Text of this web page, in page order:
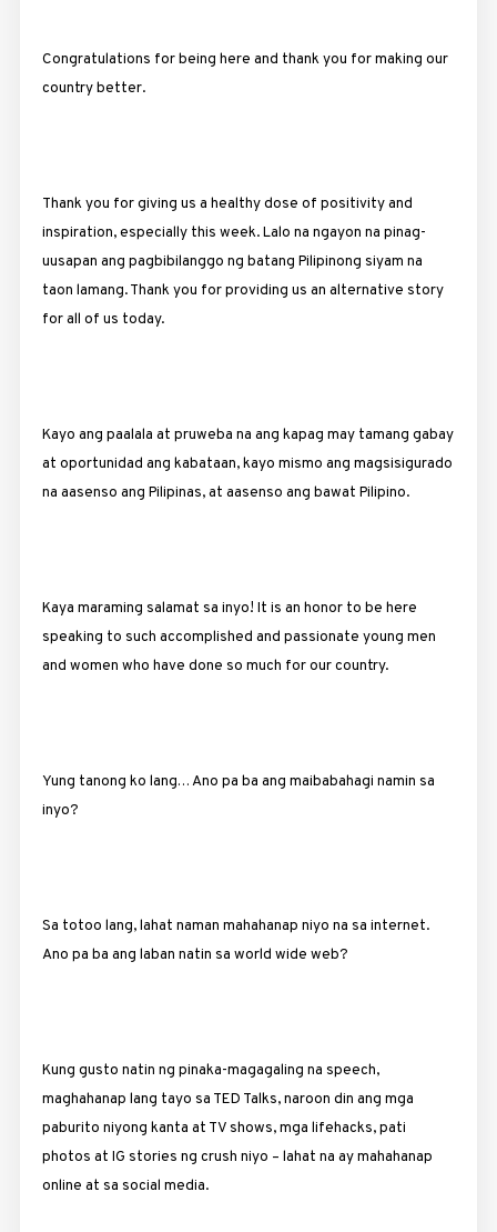
Congratulations for being here and thank you for making our
country better.
Thank you for giving us a healthy dose of positivity and
inspiration, especially this week. Lalo na ngayon na pinag-
uusapan ang pagbibilanggo ng batang Pilipinong siyam na
taon lamang. Thank you for providing us an alternative story
for all of us today.
Kayo ang paalala at pruweba na ang kapag may tamang gabay
at oportunidad ang kabataan, kayo mismo ang magsisigurado
na aasenso ang Pilipinas, at aasenso ang bawat Pilipino.
Kaya maraming salamat sa inyo! It is an honor to be here
speaking to such accomplished and passionate young men
and women who have done so much for our country.
Yung tanong ko lang… Ano pa ba ang maibabahagi namin sa
inyo?
Sa totoo lang, lahat naman mahahanap niyo na sa internet.
Ano pa ba ang laban natin sa world wide web?
Kung gusto natin ng pinaka-magagaling na speech,
maghahanap lang tayo sa TED Talks, naroon din ang mga
paburito niyong kanta at TV shows, mga lifehacks, pati
photos at IG stories ng crush niyo – lahat na ay mahahanap
online at sa social media.